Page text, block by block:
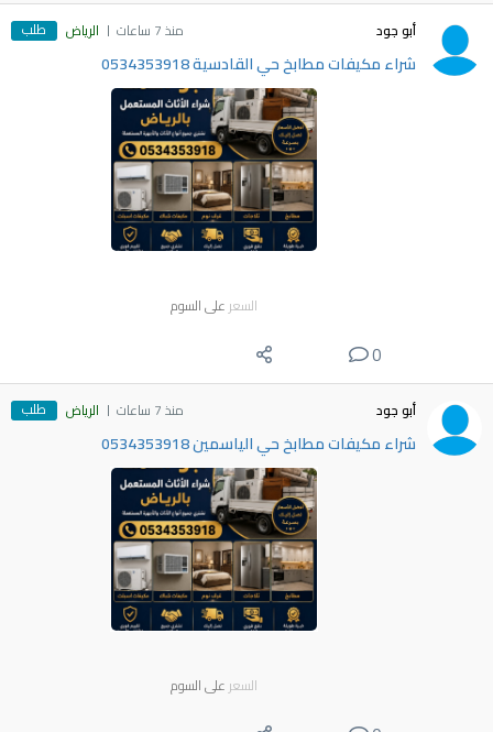
أبو جود منذ 7 ساعات الرياض طلب
شراء مكيفات مطابخ حي القادسية 0534353918
السعر على السوم
0
أبو جود منذ 7 ساعات الرياض طلب
شراء مكيفات مطابخ حي الياسمين 0534353918
السعر على السوم